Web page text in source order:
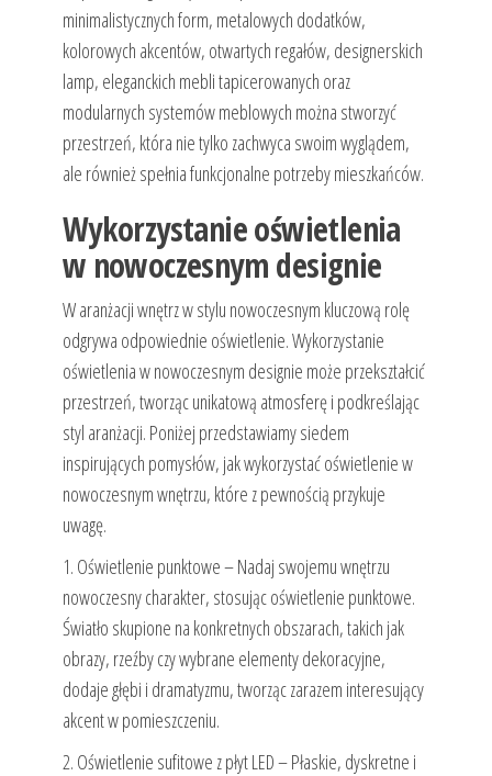
minimalistycznych form, metalowych dodatków,
kolorowych akcentów, otwartych regałów, designerskich
lamp, eleganckich mebli tapicerowanych oraz
modularnych systemów meblowych można stworzyć
przestrzeń, która nie tylko zachwyca swoim wyglądem,
ale również spełnia funkcjonalne potrzeby mieszkańców.
Wykorzystanie oświetlenia
w nowoczesnym designie
W aranżacji wnętrz w stylu nowoczesnym kluczową rolę
odgrywa odpowiednie oświetlenie. Wykorzystanie
oświetlenia w nowoczesnym designie może przekształcić
przestrzeń, tworząc unikatową atmosferę i podkreślając
styl aranżacji. Poniżej przedstawiamy siedem
inspirujących pomysłów, jak wykorzystać oświetlenie w
nowoczesnym wnętrzu, które z pewnością przykuje
uwagę.
1. Oświetlenie punktowe – Nadaj swojemu wnętrzu
nowoczesny charakter, stosując oświetlenie punktowe.
Światło skupione na konkretnych obszarach, takich jak
obrazy, rzeźby czy wybrane elementy dekoracyjne,
dodaje głębi i dramatyzmu, tworząc zarazem interesujący
akcent w pomieszczeniu.
2. Oświetlenie sufitowe z płyt LED – Płaskie, dyskretne i